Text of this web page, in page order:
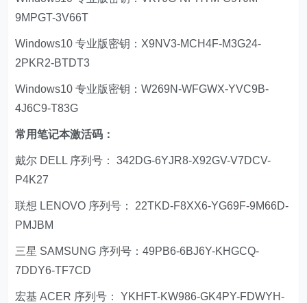
9MPGT-3V66T
Windows10 专业版密钥：X9NV3-MCH4F-M3G24-
2PKR2-BTDT3
Windows10 专业版密钥：W269N-WFGWX-YVC9B-
4J6C9-T83G
常用笔记本激活码：
戴尔 DELL 序列号： 342DG-6YJR8-X92GV-V7DCV-
P4K27
联想 LENOVO 序列号： 22TKD-F8XX6-YG69F-9M66D-
PMJBM
三星 SAMSUNG 序列号：49PB6-6BJ6Y-KHGCQ-
7DDY6-TF7CD
宏基 ACER 序列号： YKHFT-KW986-GK4PY-FDWYH-